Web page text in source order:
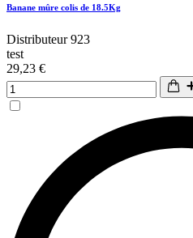
Banane mûre colis de 18.5Kg
Distributeur 923
test
29,23 €